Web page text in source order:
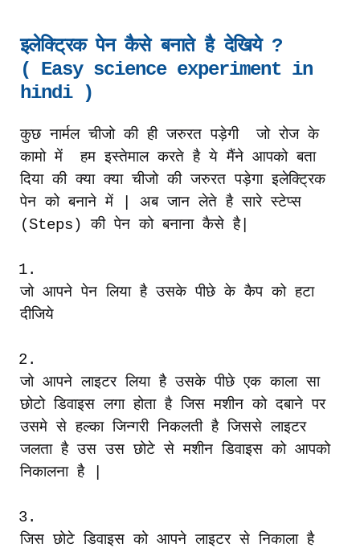
इलेक्ट्रिक पेन कैसेबनाते है देखिये ?
( Easy science experiment in
hindi )
कुछ नार्मल चीजो की ही जरुरत पड़ेगी जो रोज के
कामो में हम इस्तेमाल करते है ये मैंने आपको बता
दिया की क्या क्या चीजो की जरुरत पड़ेगा इलेक्ट्रिक
पेन को बनाने में अब जान लेते है सारे स्टेप्स
(Steps)की पेन को बनाना कैसे है|
1.
जो आपने पेन लिया है उसके पीछे के कैप को हटा
दीजिये
2.
जो आपने लाइटर लिया है उसके पीछे एक काला सा
छोटो डिवाइस लगा होता है जिस मशीन को दबाने पर
उसमे से हल्का जिन्गरी निकलती है जिससे लाइटर
जलता है उस उस छोटे से मशीन डिवाइस को आपको
निकालना है|
3.
जिस छोटे डिवाइस को आपने लाइटर से निकाला है